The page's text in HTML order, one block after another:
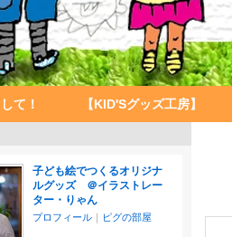
子ども絵でつくるオリジナ
ルグッズ ＠イラストレー
ター・りゃん
プロフィール ｜ ピグの部屋
て！ 【KID'Sグッズ工房】